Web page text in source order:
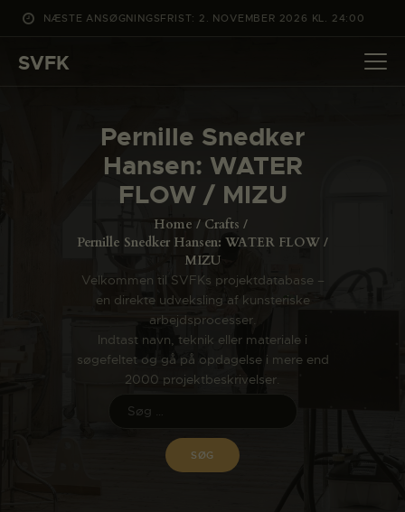
NÆSTE ANSØGNINGSFRIST: 2. NOVEMBER 2026 KL. 24:00
SVFK
Pernille Snedker
Hansen: WATER
FLOW / MIZU
Home
Crafts
Pernille Snedker Hansen: WATER FLOW /
MIZU
Velkommen til SVFKs projektdatabase –
en direkte udveksling af kunsteriske
arbejdsprocesser.
Indtast navn, teknik eller materiale i
søgefeltet og gå på opdagelse i mere end
2000 projektbeskrivelser.
DET SKER
PROJEKTER
CHANNEL
OM SVFK